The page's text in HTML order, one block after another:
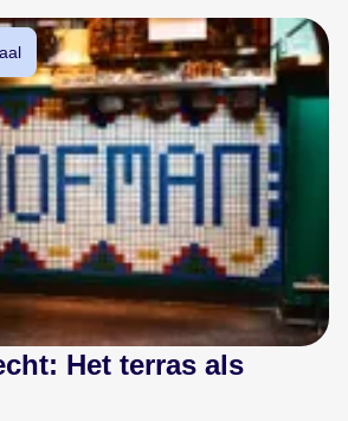
Het terras als